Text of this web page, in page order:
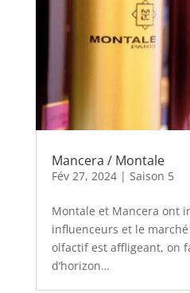
Mancera / Montale
Fév 27, 2024| Saison 5
Montale et Mancera ont
influenceurs et le
olfactif est affligeant, on
d’horizon…